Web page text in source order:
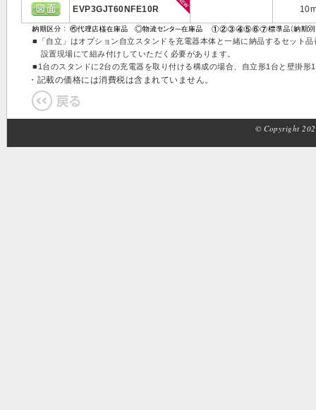
EVP3GJT60NFE10R
■「自立」はオプション自立スタンドを充電器本体と一緒に納品するセット
設置現場にて組み付けしていただく必要があります。
■1台のスタンドに2台の充電器を取り付ける構成の場合、自立形1台と壁掛
・記載の価格には消費税は含まれていません。
© Copyright